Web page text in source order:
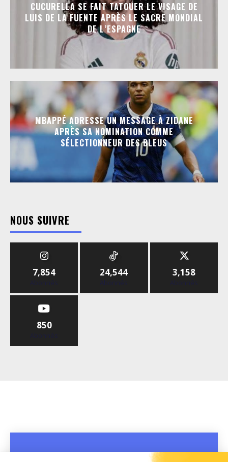
CUCURELLA SE FAIT TATOUER LE VISAGE DE
LUIS DE LA FUENTE APRÈS LE SACRE MONDIAL
DE L’ESPAGNE
MBAPPÉ ADRESSE UN MESSAGE À ZIDANE
APRÈS SA NOMINATION COMME
SÉLECTIONNEUR DES BLEUS
NOUS SUIVRE
7,854
Abonnés
24,544
Abonnés
3,158
Abonnés
850
Abonnés